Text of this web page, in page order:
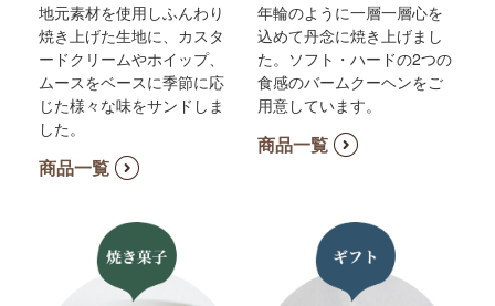
地元素材を使用しふんわり
焼き上げた生地に、カスタ
ードクリームやホイップ、
ムースをベースに季節に応
じた様々な味をサンドしま
した。
商品一覧
年輪のように一層一層心を
込めて丹念に焼き上げまし
た。ソフト・ハードの2つの
食感のバームクーヘンをご
用意しています。
商品一覧